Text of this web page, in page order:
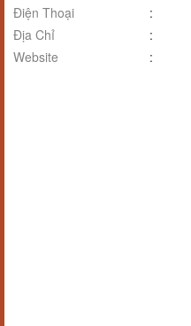
Điện Thoại
:
Địa Chỉ
:
Website
: